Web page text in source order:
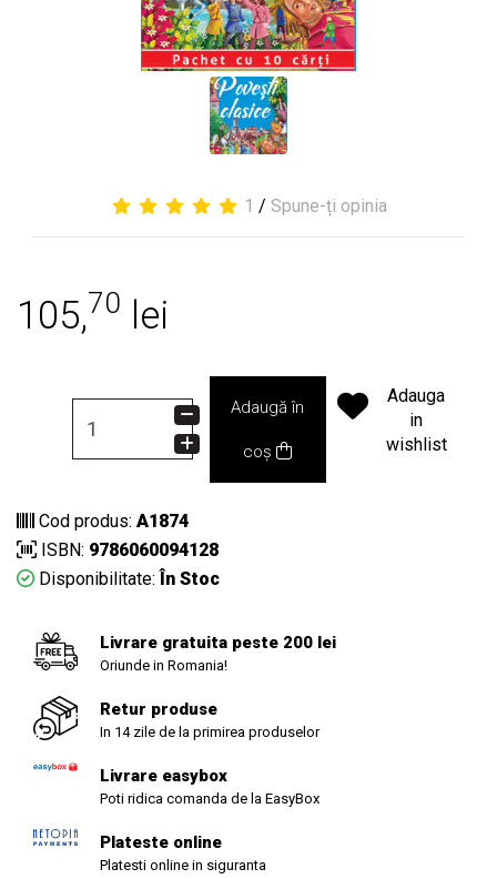
1 / Spune-ți opinia
105,70 lei
Adaugă în
coș
Adauga
in
wishlist
Cod produs: A1874
ISBN: 9786060094128
Disponibilitate: În Stoc
Livrare gratuita peste 200 lei
Oriunde in Romania!
Retur produse
In 14 zile de la primirea produselor
Livrare easybox
Poti ridica comanda de la EasyBox
Plateste online
Platesti online in siguranta